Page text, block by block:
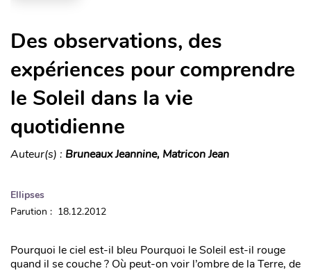
Des observations, des
expériences pour comprendre
le Soleil dans la vie
quotidienne
Auteur(s) : Bruneaux Jeannine, Matricon Jean
Ellipses
Parution : 18.12.2012
Pourquoi le ciel est-il bleu Pourquoi le Soleil est-il rouge
quand il se couche ? Où peut-on voir l’ombre de la Terre, de